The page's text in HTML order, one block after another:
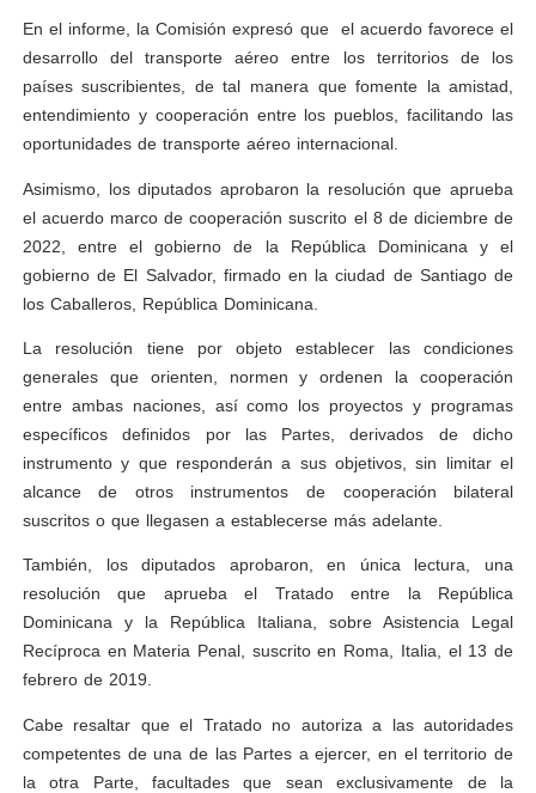
En el informe, la Comisión expresó que el acuerdo favorece el
desarrollo del transporte aéreo entre los territorios de los
países suscribientes, de tal manera que fomente la amistad,
entendimiento y cooperación entre los pueblos, facilitando las
oportunidades de transporte aéreo internacional.
Asimismo, los diputados aprobaron la resolución que aprueba
el acuerdo marco de cooperación suscrito el 8 de diciembre de
2022, entre el gobierno de la República Dominicana y el
gobierno de El Salvador, firmado en la ciudad de Santiago de
los Caballeros, República Dominicana.
La resolución tiene por objeto establecer las condiciones
generales que orienten, normen y ordenen la cooperación
entre ambas naciones, así como los proyectos y programas
específicos definidos por las Partes, derivados de dicho
instrumento y que responderán a sus objetivos, sin limitar el
alcance de otros instrumentos de cooperación bilateral
suscritos o que llegasen a establecerse más adelante.
También, los diputados aprobaron, en única lectura, una
resolución que aprueba el Tratado entre la República
Dominicana y la República Italiana, sobre Asistencia Legal
Recíproca en Materia Penal, suscrito en Roma, Italia, el 13 de
febrero de 2019.
Cabe resaltar que el Tratado no autoriza a las autoridades
competentes de una de las Partes a ejercer, en el territorio de
la otra Parte, facultades que sean exclusivamente de la